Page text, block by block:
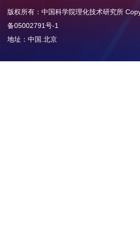
版权所有：中国科学院理化技术研究所
备05002791号-1
地址：中国.北京